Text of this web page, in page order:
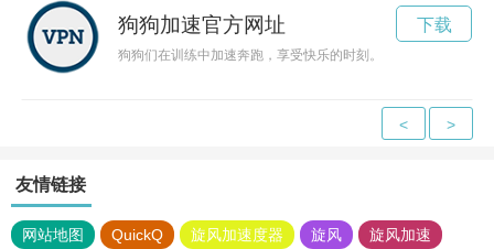
狗狗加速官方网址
狗狗们在训练中加速奔跑，享受快乐的时刻。
下载
< >
友情链接
网站地图 QuickQ 旋风加速度器 旋风 旋风加速